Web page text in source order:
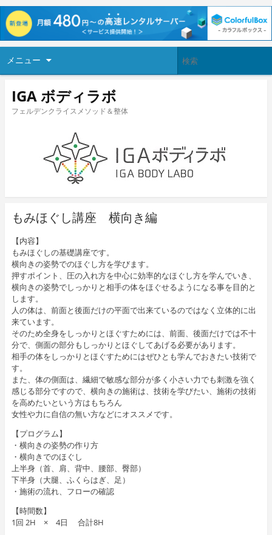
メニュー
IGA ボディラボ
フェルデンクライスメソッド＆整体
もみほぐし講座 横向き編
【内容】
もみほぐしの基礎講座です。
横向きの姿勢でのほぐし方を学びます。
押すポイント、圧の入れ方を中心に効率的なほぐし方を学んでいき、
横向きの姿勢でしっかりと相手の体をほぐせるようになる事を目的と
します。
人の体は、前面と後面だけの平面で出来ているのではなく立体的に出
来ています。
そのため全身をしっかりとほぐすためには、前面、後面だけでは不十
分で、側面の部分もしっかりとほぐしてあげる必要があります。
相手の体をしっかりとほぐすためにはぜひとも学んでおきたい技術で
す。
また、体の側面は、繊細で敏感な部分が多く小さい力でも刺激を強く
感じる部分ですので、横向きの施術は、技術を学びたい、施術の技術
を高めたいという方はもちろん
女性や力に自信の無い方などにオススメです。
【プログラム】
・横向きの姿勢の作り方
・横向きでのほぐし
上半身（首、肩、背中、腰部、臀部）
下半身（大腿、ふくらはぎ、足）
・施術の流れ、フローの確認
【時間数】
1回 2H × 4日 合計8H